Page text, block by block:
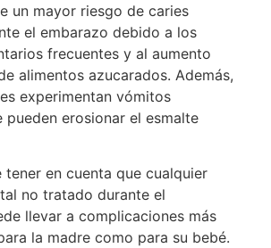
un mayor riesgo de caries
el embarazo debido a los
frecuentes y al aumento
alimentos azucarados. Además,
experimentan vómitos
pueden erosionar el esmalte
tener en cuenta que cualquier
no tratado durante el
llevar a complicaciones más
la madre como para su bebé.